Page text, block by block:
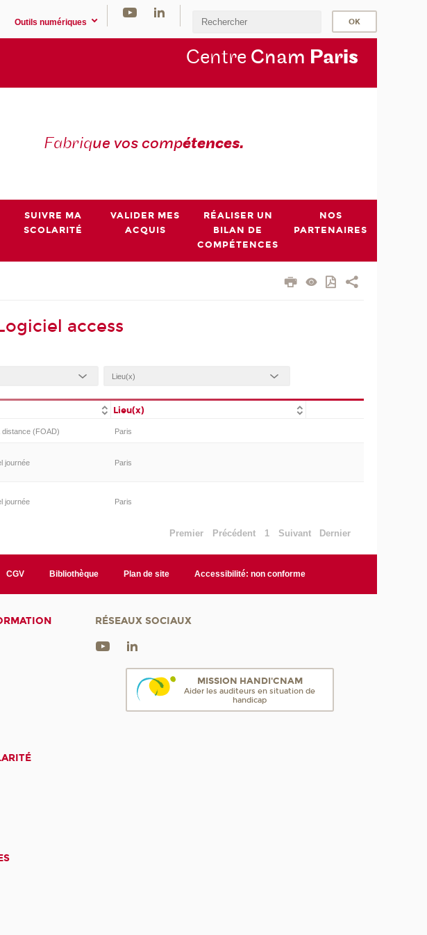
Outils numériques
Centre Cnam Paris
Fabrique vos compétences.
SUIVRE MA
SCOLARITÉ
VALIDER MES
ACQUIS
RÉALISER UN
BILAN DE
COMPÉTENCES
NOS
PARTENAIRES
access
Lieu(x)
distance (FOAD) Paris
journée Paris
journée Paris
Premier Précédent 1 Suivant Dernier
CGV Bibliothèque Plan de site Accessibilité: non conforme
RÉSEAUX SOCIAUX
MISSION HANDI'CNAM
Aider les auditeurs en situation de
handicap